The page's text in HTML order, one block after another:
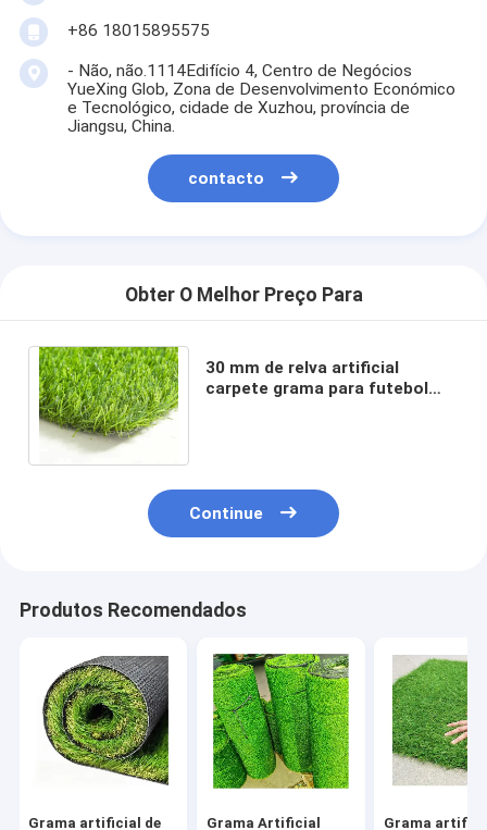
+86 18015895575
- Não, não.1114Edifício 4, Centro de Negócios
YueXing Glob, Zona de Desenvolvimento Económico
e Tecnológico, cidade de Xuzhou, província de
Jiangsu, China.
contacto
Obter O Melhor Preço Para
30 mm de relva artificial
carpete grama para futebol
Continue
Produtos Recomendados
Grama artificial de Grama Artificial Grama